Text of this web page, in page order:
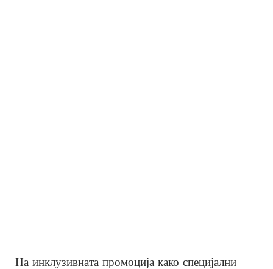
На инклузивната промоција како специјални